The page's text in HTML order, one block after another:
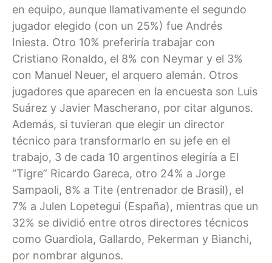
en equipo, aunque llamativamente el segundo
jugador elegido (con un 25%) fue Andrés
Iniesta. Otro 10% preferiría trabajar con
Cristiano Ronaldo, el 8% con Neymar y el 3%
con Manuel Neuer, el arquero alemán. Otros
jugadores que aparecen en la encuesta son Luis
Suárez y Javier Mascherano, por citar algunos.
Además, si tuvieran que elegir un director
técnico para transformarlo en su jefe en el
trabajo, 3 de cada 10 argentinos elegiría a El
“Tigre” Ricardo Gareca, otro 24% a Jorge
Sampaoli, 8% a Tite (entrenador de Brasil), el
7% a Julen Lopetegui (España), mientras que un
32% se dividió entre otros directores técnicos
como Guardiola, Gallardo, Pekerman y Bianchi,
por nombrar algunos.